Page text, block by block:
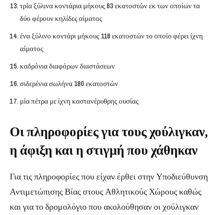
τρία ξύλινα κοντάρια μήκους 83 εκατοστών εκ των οποίων τα
δύο φέρουν κηλίδες αίματος
ένα ξύλινο κοντάρι μήκους 118 εκατοστών το οποίο φέρει ίχνη
αίματος
καδρόνια διαφόρων διαστάσεων
σιδερένια σωλήνα 180 εκατοστών
μία πέτρα με ίχνη καστανέρυθρης ουσίας
Οι πληροφορίες για τους χούλιγκαν,
η άφιξη και η στιγμή που χάθηκαν
Για τις πληροφορίες που είχαν έρθει στην Υποδιεύθυνση
Αντιμετώπισης Βίας στους Αθλητικούς Χώρους καθώς
και για το δρομολόγιο που ακολούθησαν οι χούλιγκαν